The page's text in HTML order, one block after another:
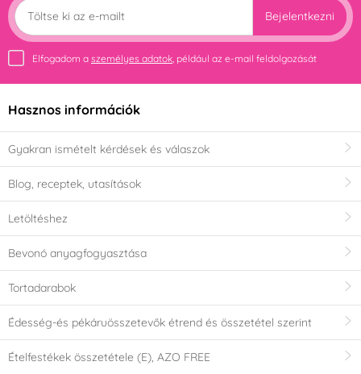
Bejelentkezni
Elfogadom a személyes adatok , például az e-mail feldolgozását
Hasznos információk
Gyakran ismételt kérdések és válaszok
Blog, receptek, utasítások
Letöltéshez
Bevonó anyagfogyasztása
Tortadarabok
Édesség-és pékáruösszetevők étrend és összetétel szerint
Ételfestékek összetétele (E), AZO FREE